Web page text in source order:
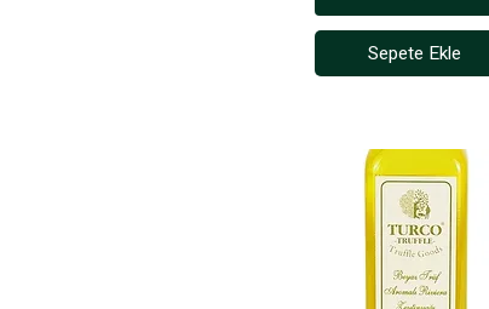
Sepete Ekle